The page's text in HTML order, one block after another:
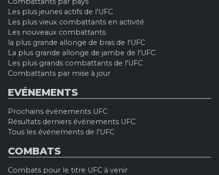
Les plus jeunes actifs de l'UFC
Les plus vieux combattants en activité
Les nouveaux combattants
la plus grande allonge de bras de l'UFC
La plus grande allonge de jambe de l'UFC
Les plus grands combattants de l'UFC
Combattants par mise à jour
EVÉNEMENTS
Prochains événements UFC
Résultats derniers événements UFC
Tous les événements de l'UFC
COMBATS
Combats pour le titre UFC à venir